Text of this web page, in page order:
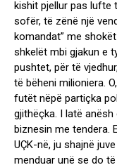
kishit pjellur pas lufte
sofër, të zënë një
komandat” me
shkelët mbi gjakun e
pushtet, për të
të bëheni milioniera.
futët nëpë partiçka
gjithëçka. I latë
biznesin me tendera.
UÇK-në, ju shajnë
menduar unë se do